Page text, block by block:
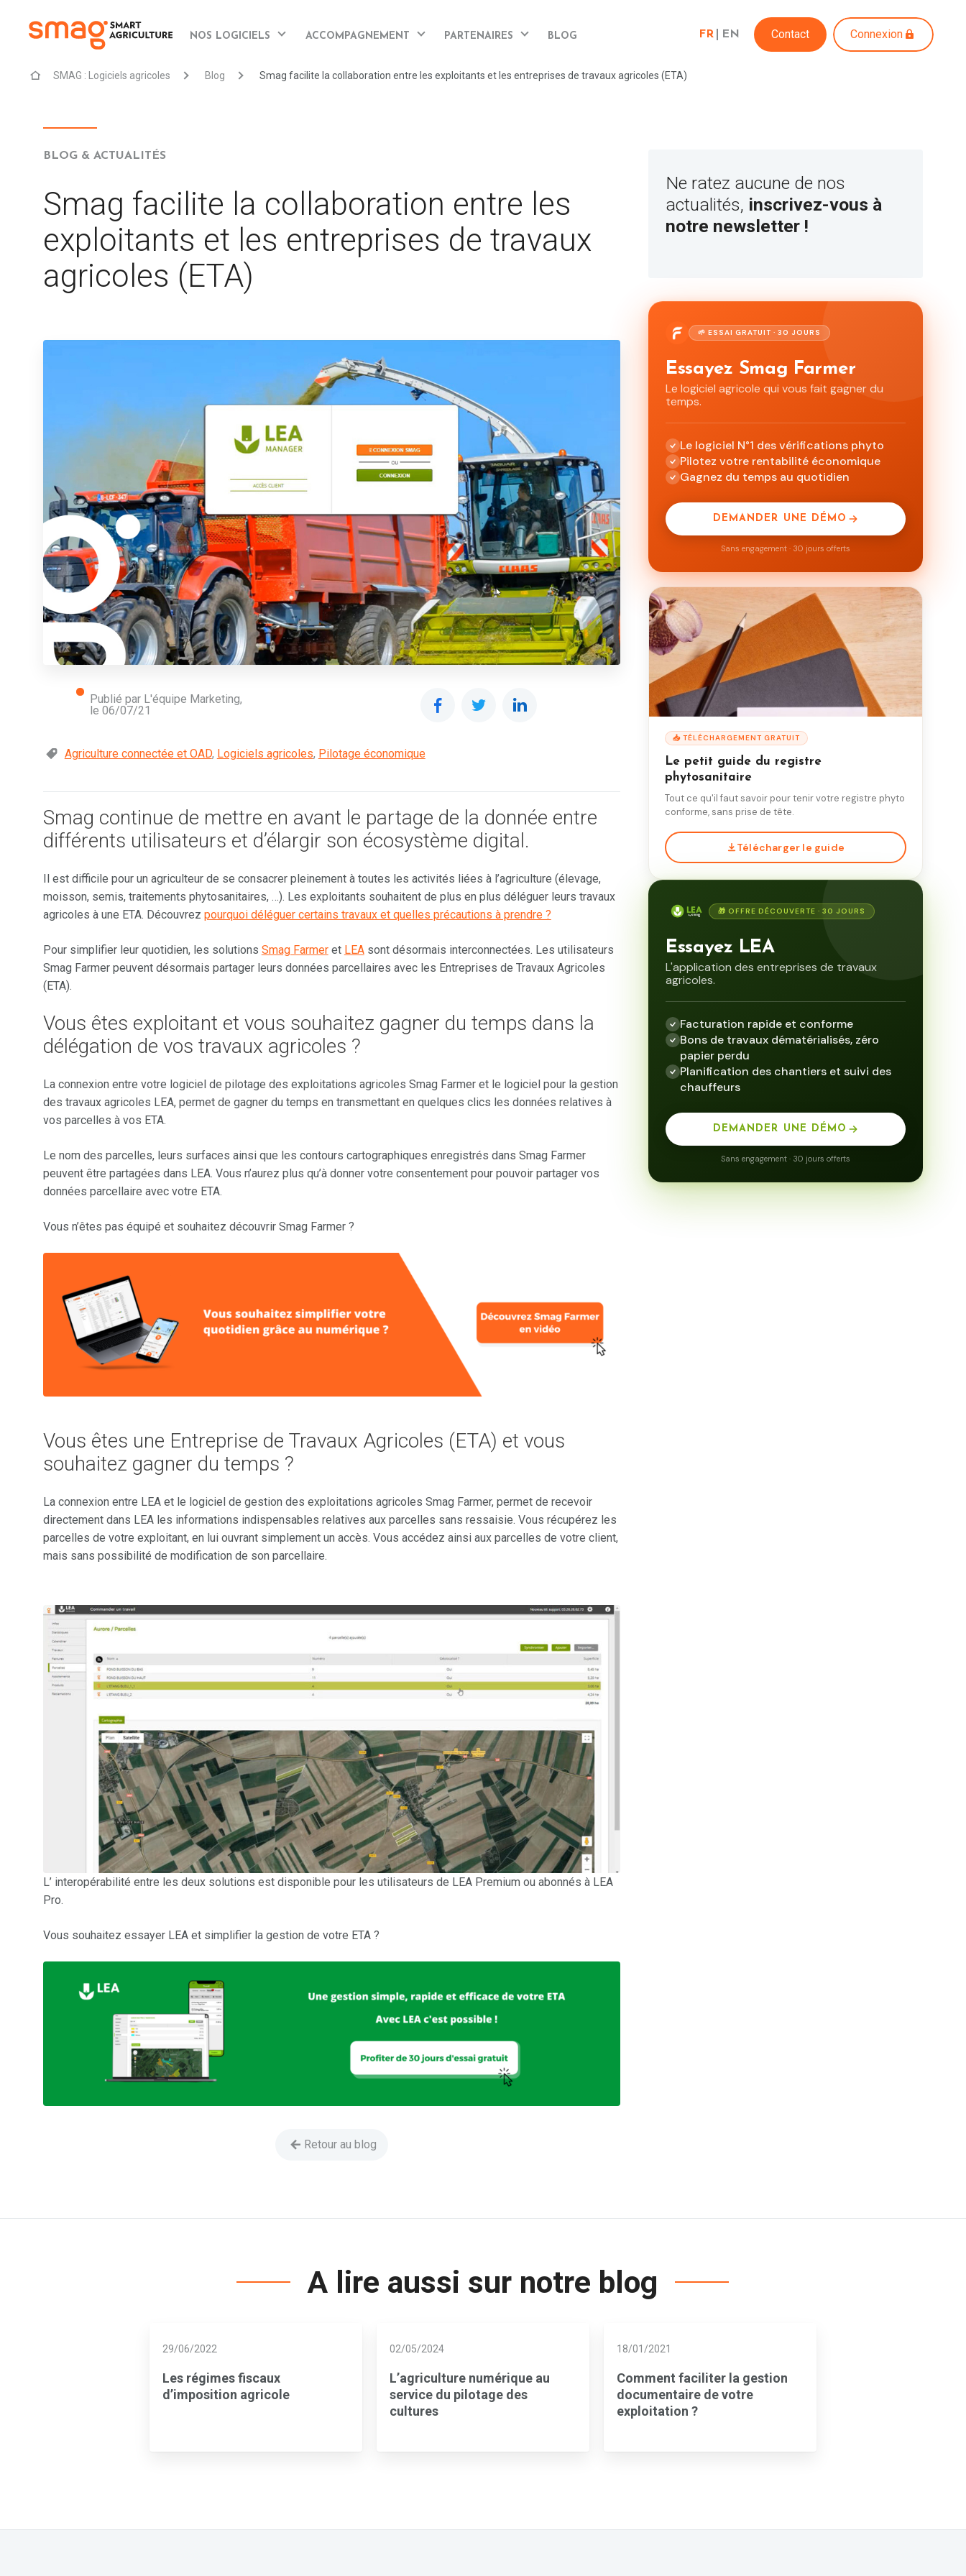
NOS LOGICIELS ACCOMPAGNEMENT PARTENAIRES BLOG FR EN Contact Connexion
SMAG : Logiciels agricoles Blog Smag facilite la collaboration entre les exploitants et les entreprises de travaux agricoles (ETA)
BLOG & ACTUALITÉS
Smag facilite la collaboration entre les
exploitants et les entreprises de travaux
agricoles (ETA)
Publié par L'équipe Marketing,
le06/07/21
Agriculture connectée et OAD, Logiciels agricoles, Pilotage économique
Smag continue de mettre en avant le partage de la donnée entre
différents utilisateurs et d’élargir son écosystème digital.
Il est difficile pour un agriculteur de se consacrer pleinement à toutes les activités liées à l’agriculture (élevage,
moisson, semis, traitements phytosanitaires, …). Les exploitants souhaitent de plus en plus déléguer leurs travaux
agricoles à une ETA. Découvrez pourquoi déléguer certains travaux et quelles précautions à prendre ?
Pour simplifier leur quotidien, les solutions Smag Farmeret LEAsont désormais interconnectées. Les utilisateurs
Smag Farmer peuvent désormais partager leurs données parcellaires avec les Entreprises de Travaux Agricoles
(ETA).
Vous êtes exploitant et vous souhaitez gagner du temps dans la
délégation de vos travaux agricoles ?
La connexion entre votre logiciel de pilotage des exploitations agricoles Smag Farmer et le logiciel pour la gestion
des travaux agricoles LEA, permet de gagner du temps en transmettant en quelques clics les données relatives à
vos parcelles à vos ETA.
Le nom des parcelles, leurs surfaces ainsi que les contours cartographiques enregistrés dans Smag Farmer
peuvent être partagées dans LEA. Vous n’aurez plus qu’à donner votre consentement pour pouvoir partager vos
données parcellaire avec votre ETA.
Vous n’êtes pas équipé et souhaitez découvrir Smag Farmer ?
Vous êtes une Entreprise de Travaux Agricoles (ETA) et vous
souhaitez gagner du temps ?
La connexion entre LEA et le logiciel de gestion des exploitations agricoles Smag Farmer, permet de recevoir
directement dans LEA les informations indispensables relatives aux parcelles sans ressaisie. Vous récupérez les
parcelles de votre exploitant, en lui ouvrant simplement un accès. Vous accédez ainsi aux parcelles de votre client,
mais sans possibilité de modification de son parcellaire.
L’ interopérabilité entre les deux solutions est disponible pour les utilisateurs de LEA Premium ou abonnés à LEA
Pro.
Vous souhaitez essayer LEA et simplifier la gestion de votre ETA ?
Retour au blog
Ne ratez aucune de nos
actualités, inscrivez-vous à
notre newsletter !
🌱 ESSAI GRATUIT · 30 JOURS
Essayez Smag Farmer
Le logiciel agricole qui vous fait gagner du
temps.
Le logiciel N°1 des vérifications phyto
Pilotez votre rentabilité économique
Gagnez du temps au quotidien
DEMANDER UNE DÉMO
Sans engagement · 30 jours offerts
📥 TÉLÉCHARGEMENT GRATUIT
Le petit guide du registre
phytosanitaire
Tout ce qu'il faut savoir pour tenir votre registre phyto
conforme, sans prise de tête.
Télécharger le guide
🎁 OFFRE DÉCOUVERTE · 30 JOURS
Essayez LEA
L'application des entreprises de travaux
agricoles.
Facturation rapide et conforme
Bons de travaux dématérialisés, zéro
papier perdu
Planification des chantiers et suivi des
chauffeurs
DEMANDER UNE DÉMO
Sans engagement · 30 jours offerts
A lire aussi sur notre blog
29/06/2022
Les régimes fiscaux
d’imposition agricole
02/05/2024
L’agriculture numérique au
service du pilotage des
cultures
18/01/2021
Comment faciliter la gestion
documentaire de votre
exploitation ?